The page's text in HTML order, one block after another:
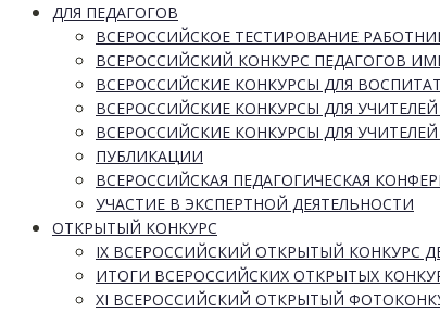
ДЛЯ ПЕДАГОГОВ
ВСЕРОССИЙСКОЕ ТЕСТИРОВАНИЕ
ВСЕРОССИЙСКИЙ КОНКУРС ПЕДАГОГОВ
ВСЕРОССИЙСКИЕ КОНКУРСЫ ДЛЯ
ВСЕРОССИЙСКИЕ КОНКУРСЫ ДЛЯ
ВСЕРОССИЙСКИЕ КОНКУРСЫ ДЛЯ
ПУБЛИКАЦИИ
ВСЕРОССИЙСКАЯ ПЕДАГОГИЧЕСКАЯ
УЧАСТИЕ В ЭКСПЕРТНОЙ ДЕЯТЕЛЬНОСТИ
ОТКРЫТЫЙ КОНКУРС
IX ВСЕРОССИЙСКИЙ ОТКРЫТЫЙ КОНКУРС
ИТОГИ ВСЕРОССИЙСКИХ ОТКРЫТЫХ
XI ВСЕРОССИЙСКИЙ ОТКРЫТЫЙ